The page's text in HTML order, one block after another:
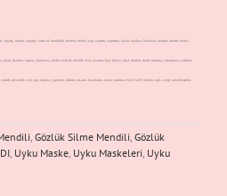
imalat, siparişi, satın al, modelleri, modeli, model, yap, yapımı, yaptırma, baskı, baskısı, baskıları, üretimi, üretim, üretici,
fiyatları, toptan, toptancısı, üretici, tekstil, tekstili, özel, tasarım, kişi, kişiye, imal, imalatı, imali, imalatçı, imalatçısı, renkleri,
çabuk, güvenilir, seti, yap, yapma, yaptırma, dikimi, tasarla, tasarlama, yarat, yaratma, özel, özeli, özelim, aşk, sevgi, anneler günü,
Gözlük Silme Mendili Gözlük
Uyku Maske Uyku Maskeleri Uyku